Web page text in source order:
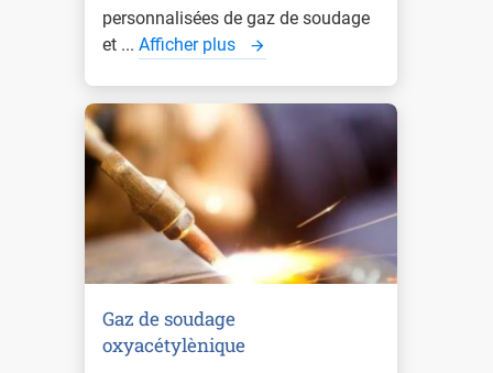
personnalisées de gaz de soudage
et ... Afficher plus
Gaz de soudage
oxyacétylènique